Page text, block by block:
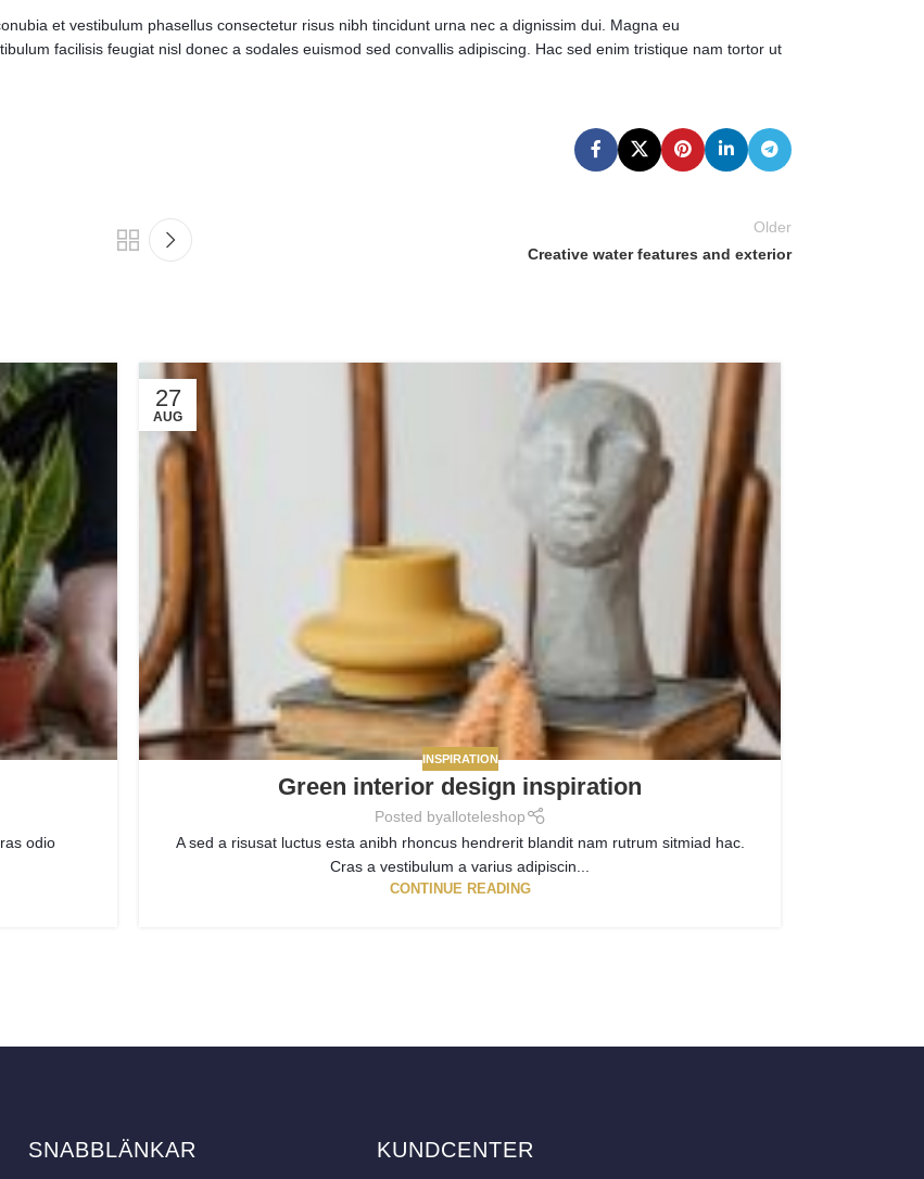
reser, håller kontakten med nära & kära
utomlands, eller bara vill ha ett tryggt
et vestibulum phasellus consectetur risus nibh tincidunt urna nec a dignissim dui. Magna eu
facilisis feugiat nisl donec a sodales euismod sed convallis adipiscing. Hac sed enim tristique nam tortor ut
Older
Creative water features and exterior
odio
27
AUG
INSPIRATION
Green interior design inspiration
Posted byalloteleshop
A sed a risusat luctus esta anibh rhoncus hendrerit blandit nam rutrum sitmiad hac.
Cras a vestibulum a varius adipiscin...
CONTINUE READING
SNABBLÄNKAR KUNDCENTER